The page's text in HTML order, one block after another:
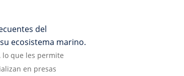
del
ecosistema marino.
lo que les permite
en presas